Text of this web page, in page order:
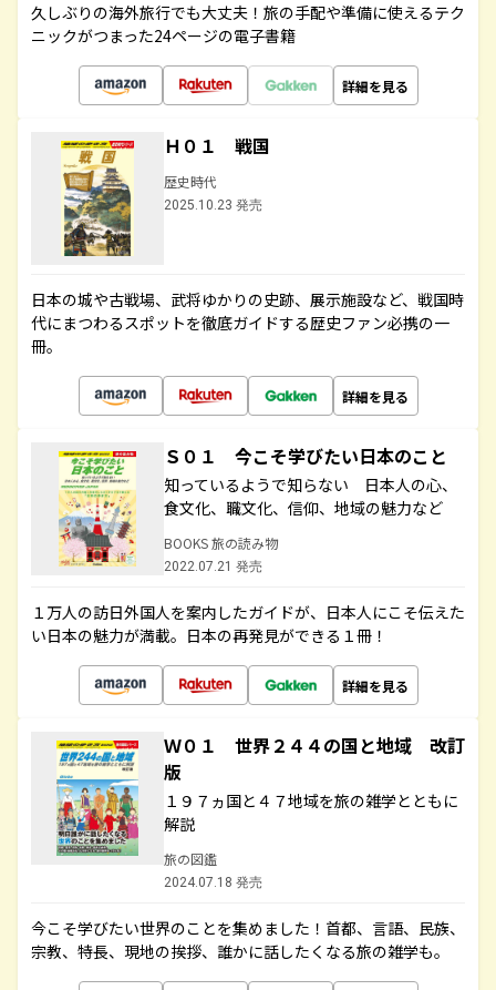
久しぶりの海外旅行でも大丈夫！旅の手配や準備に使えるテク
ニックがつまった24ページの電子書籍
詳細を見る
Ｈ０１ 戦国
歴史時代
2025.10.23 発売
日本の城や古戦場、武将ゆかりの史跡、展示施設など、戦国時
代にまつわるスポットを徹底ガイドする歴史ファン必携の一
冊。
詳細を見る
Ｓ０１ 今こそ学びたい日本のこと
知っているようで知らない 日本人の心、
食文化、職文化、信仰、地域の魅力など
BOOKS 旅の読み物
2022.07.21 発売
１万人の訪日外国人を案内したガイドが、日本人にこそ伝えた
い日本の魅力が満載。日本の再発見ができる１冊！
詳細を見る
Ｗ０１ 世界２４４の国と地域 改訂
版
１９７ヵ国と４７地域を旅の雑学とともに
解説
旅の図鑑
2024.07.18 発売
今こそ学びたい世界のことを集めました！首都、言語、民族、
宗教、特長、現地の挨拶、誰かに話したくなる旅の雑学も。